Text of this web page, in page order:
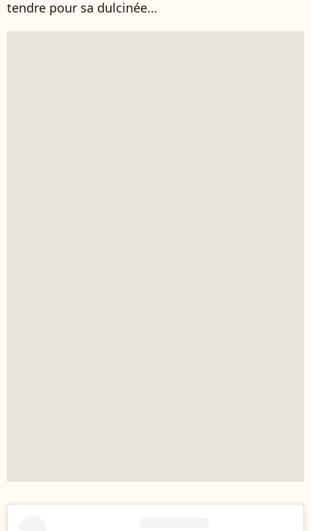
tendre pour sa dulcinée...